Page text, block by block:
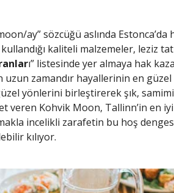
ay” sözcüğü aslında
kaliteli malzemeler, leziz
ı” listesinde yer almaya hak
uzun zamandır hayallerinin en
yönlerini birleştirerek şık,
veren Kohvik Moon, Tallinn’in en
incelikli zarafetin bu hoş
kılıyor.